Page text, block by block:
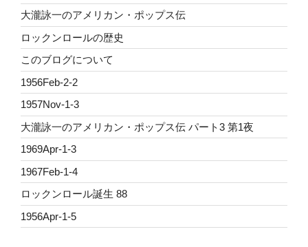
大瀧詠一のアメリカン・ポップス伝
ロックンロールの歴史
このブログについて
1956Feb-2-2
1957Nov-1-3
大瀧詠一のアメリカン・ポップス伝 パート3 第1夜
1969Apr-1-3
1967Feb-1-4
ロックンロール誕生 88
1956Apr-1-5